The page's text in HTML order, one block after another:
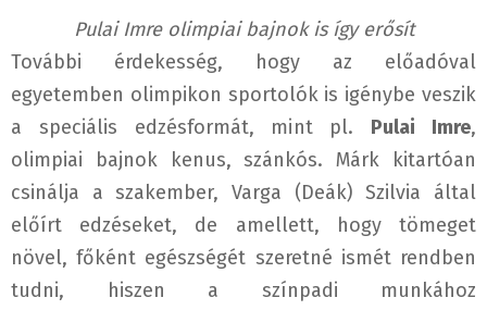
Pulai Imre olimpiai bajnok is így erősít
További érdekesség, hogy az előadóval
egyetemben olimpikon sportolók is igénybe veszik
a speciális edzésformát, mint pl. Pulai Imre,
olimpiai bajnok kenus, szánkós. Márk kitartóan
csinálja a szakember, Varga (Deák) Szilvia által
előírt edzéseket, de amellett, hogy tömeget
növel, főként egészségét szeretné ismét rendben
tudni, hiszen a színpadi munkához